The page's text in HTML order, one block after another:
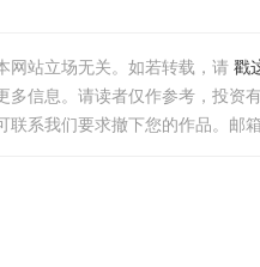
网站立场无关。如若转载，请 戳
信息。请读者仅作参考，投资
系我们要求撤下您的作品。邮